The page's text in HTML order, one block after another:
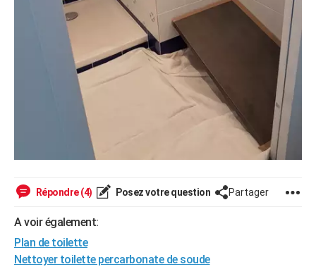
Répondre (4) Posez votre question Partager
A voir également:
Plan de toilette
Nettoyer toilette percarbonate de soude